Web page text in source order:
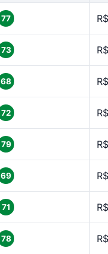
77
73
68
72
79
69
71
78